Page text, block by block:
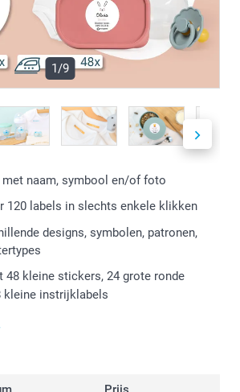
1/9
met naam, symbool en/of foto
120 labels in slechts enkele klikken
designs, symbolen, patronen,
48 kleine stickers, 24 grote ronde
kleine instrijklabels